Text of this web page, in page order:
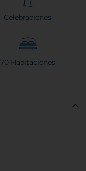
Celebraciones
70 Habitaciones